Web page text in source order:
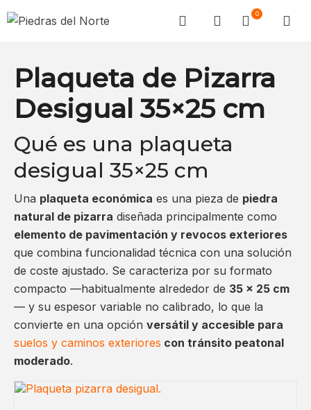
0
Plaqueta de Pizarra
Desigual 35×25 cm
Qué es una plaqueta
desigual 35×25 cm
Una plaqueta económica es una pieza de piedra
natural de pizarra diseñada principalmente como
elemento de pavimentación y revocos exteriores
que combina funcionalidad técnica con una solución
de coste ajustado. Se caracteriza por su formato
compacto —habitualmente alrededor de 35 × 25 cm
— y su espesor variable no calibrado, lo que la
convierte en una opción versátil y accesible para
suelos y caminos exteriores con tránsito peatonal
moderado.